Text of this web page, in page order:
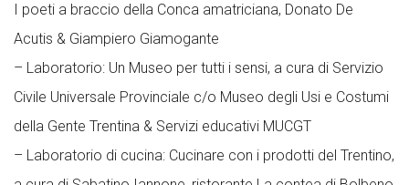
I poeti a braccio della Conca amatriciana, Donato De
Acutis & Giampiero Giamogante
– Laboratorio: Un Museo per tutti i sensi, a cura di Servizio
Civile Universale Provinciale c/o Museo degli Usi e Costumi
della Gente Trentina & Servizi educativi MUCGT
– Laboratorio di cucina: Cucinare con i prodotti del Trentino,